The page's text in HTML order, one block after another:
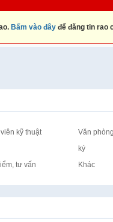
Bấm vào đây để đăng tin rao
kỹ thuật
Văn
ký
tư vấn Khác